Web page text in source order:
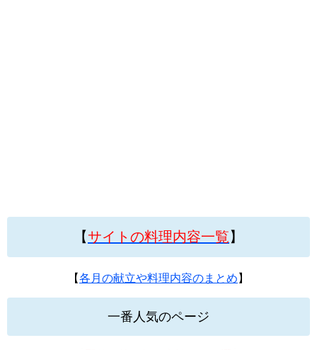
【サイトの料理内容一覧】
【各月の献立や料理内容のまとめ 】
一番人気のページ